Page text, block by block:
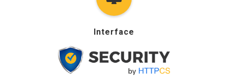
Interface